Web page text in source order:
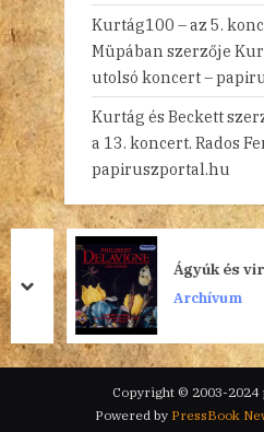
Kurtág100 – az 5.
Müpában szerzője
utolsó koncert –
Kurtág és Beckett
a 13. koncert. Rados
papiruszportal.hu
Ágyúk és
Archívum
prev
next
Copyright © 2003-
Powered by PressBook